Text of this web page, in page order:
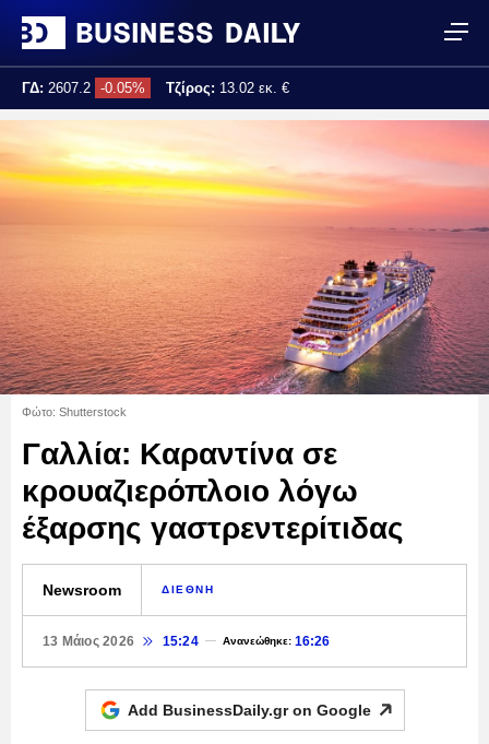
ΓΔ: 2607.2 -0.05% Τζίρος: 13.02 εκ. €
Φώτο: Shutterstock
Γαλλία: Kαραντίνα σε
κρουαζιερόπλοιο λόγω
έξαρσης γαστρεντερίτιδας
Newsroom ΔΙΕΘΝΗ
13 Μάιος 2026 15:24 Ανανεώθηκε:16:26
Add BusinessDaily.gr on Google